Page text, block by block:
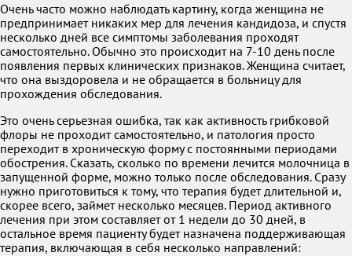
Очень часто можно наблюдать картину, когда женщина не
предпринимает никаких мер для лечения кандидоза, и спустя
несколько дней все симптомы заболевания проходят
самостоятельно. Обычно это происходит на 7-10 день после
появления первых клинических признаков. Женщина считает,
что она выздоровела и не обращается в больницу для
прохождения обследования.
Это очень серьезная ошибка, так как активность грибковой
флоры не проходит самостоятельно, и патология просто
переходит в хроническую форму с постоянными периодами
обострения. Сказать, сколько по времени лечится молочница в
запущенной форме, можно только после обследования. Сразу
нужно приготовиться к тому, что терапия будет длительной и,
скорее всего, займет несколько месяцев. Период активного
лечения при этом составляет от 1 недели до 30 дней, в
остальное время пациенту будет назначена поддерживающая
терапия, включающая в себя несколько направлений: